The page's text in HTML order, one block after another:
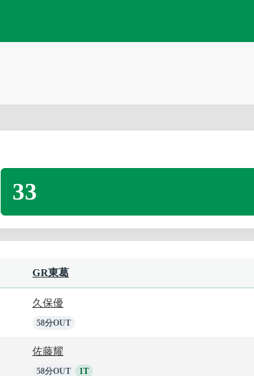
33
GR東葛
久保優
58分OUT
佐藤耀
58分OUT 1T